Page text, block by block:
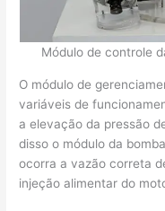
Módulo de controle
O módulo de
variáveis de
a elevação da pressão
disso o módulo da
ocorra a vazão correta
injeção alimentar do